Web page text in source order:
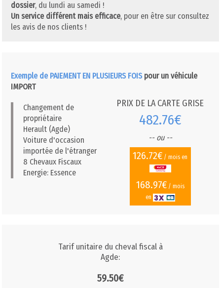
dossier, du lundi au samedi !
Un service différent mais efficace, pour en être sur consultez
les avis de nos clients !
Exemple de PAIEMENT EN PLUSIEURS FOIS pour un véhicule
IMPORT
Changement de
propriétaire
Herault (Agde)
Voiture d'occasion
importée de l'étranger
8 Chevaux Fiscaux
Energie: Essence
PRIX DE LA CARTE GRISE
482.76€
-- ou --
126.72€ / mois en
168.97€/ mois
en
Tarif unitaire du cheval fiscal à
Agde:
59.50€